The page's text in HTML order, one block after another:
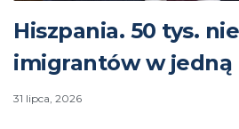
Hiszpania. 50 tys.
imigrantów w jedną
31 lipca, 2026